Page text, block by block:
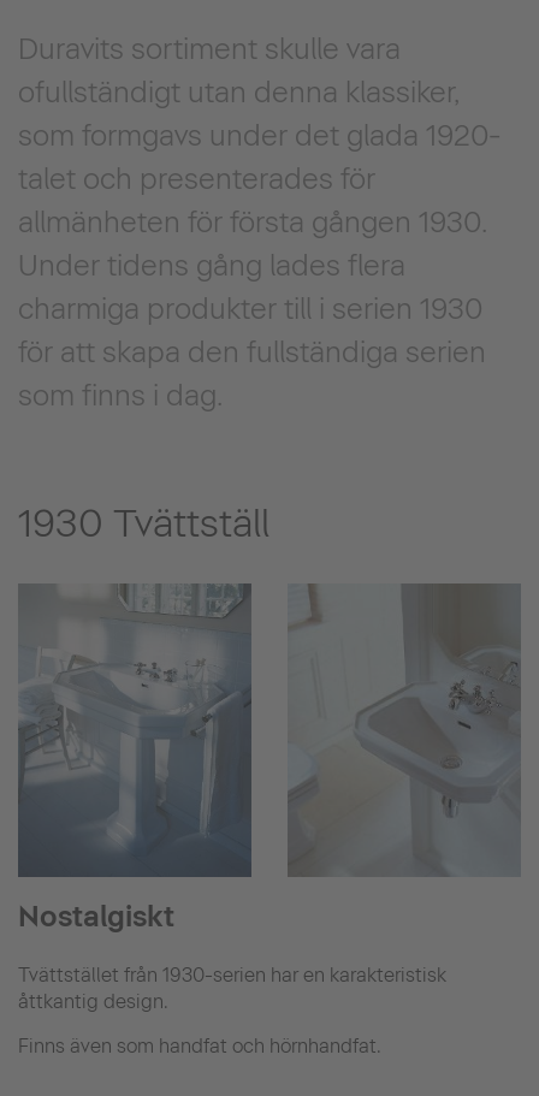
Duravits sortiment skulle vara
ofullständigt utan denna klassiker,
som formgavs under det glada 1920-
talet och presenterades för
allmänheten för första gången 1930.
Under tidens gång lades flera
charmiga produkter till i serien 1930
för att skapa den fullständiga serien
som finns i dag.
1930 Tvättställ
Nostalgiskt
Tvättstället från 1930-serien har en karakteristisk
åttkantig design.
Finns även som handfat och hörnhandfat.